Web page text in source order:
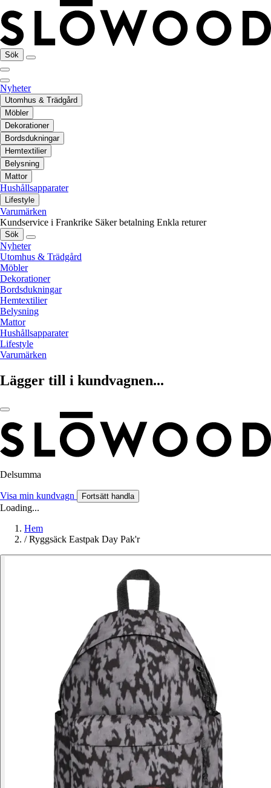
Sök
Nyheter
Utomhus & Trädgård
Möbler
Dekorationer
Bordsdukningar
Hemtextilier
Belysning
Mattor
Hushållsapparater
Lifestyle
Varumärken
Kundservice i Frankrike Säker betalning Enkla returer
Sök
Nyheter
Utomhus & Trädgård
Möbler
Dekorationer
Bordsdukningar
Hemtextilier
Belysning
Mattor
Hushållsapparater
Lifestyle
Varumärken
Lägger till i kundvagnen...
Delsumma
Visa min kundvagn Fortsätt handla
Loading...
Hem
/ Ryggsäck Eastpak Day Pak'r